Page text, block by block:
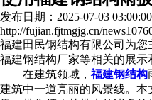
发布日期：2025-07-03
http://fujian.fjtmgjg.cn/
福建田民钢结构有限公司为您
福建钢结构厂家等相关的展示
在建筑领域，福建钢结构
建筑中一道亮丽的风景线。本